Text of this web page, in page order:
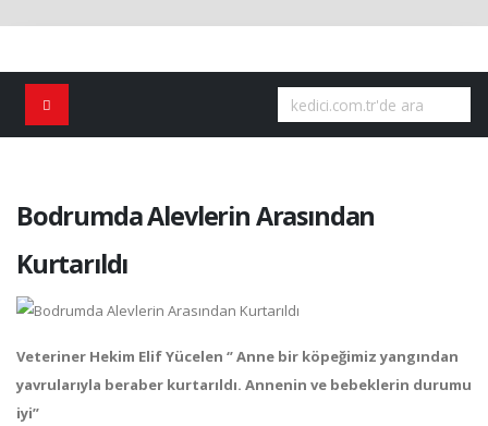
Bodrumda Alevlerin Arasından
Kurtarıldı
Veteriner Hekim Elif Yücelen ‘’ Anne bir köpeğimiz yangından
yavrularıyla beraber kurtarıldı. Annenin ve bebeklerin durumu
iyi”